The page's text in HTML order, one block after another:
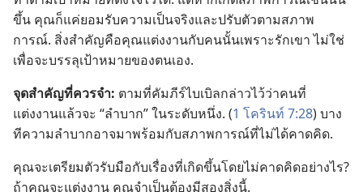
ขึ้น คุณ​ก็​แค่​ยอม​รับ​ความ​เป็น​จริง​และ​ปรับ​ตัว​ตาม​สภาพ
การณ์. สิ่ง​สำคัญ​คือ​คุณ​แต่งงาน​กับ​คน​นั้น​เพราะ​รัก​เขา ไม่​ใช่​
เพื่อ​จะ​บรรลุ​เป้าหมาย​ของ​ตน​เอง.
จุด​สำคัญ​ที่​ควร​จำ: ตาม​ที่​คัมภีร์​ไบเบิล​กล่าว​ไว้​ว่า​คน​ที่​
แต่งงาน​แล้ว​จะ “ลำบาก” ใน​ระดับ​หนึ่ง. (1 โครินท์ 7:28) บาง​
ที​ความ​ลำบาก​อาจ​มา​พร้อม​กับ​สภาพการณ์​ที่​ไม่​ได้​คาด​คิด.
คุณ​จะ​เตรียม​ตัว​รับมือ​กับ​เรื่อง​ที่​เกิด​ขึ้น​โดย​ไม่​คาด​คิด​อย่าง​ไร?
ถ้า​คุณ​จะ​แต่งงาน คุณ​จำเป็น​ต้อง​มี​สอง​สิ่ง​นี้.